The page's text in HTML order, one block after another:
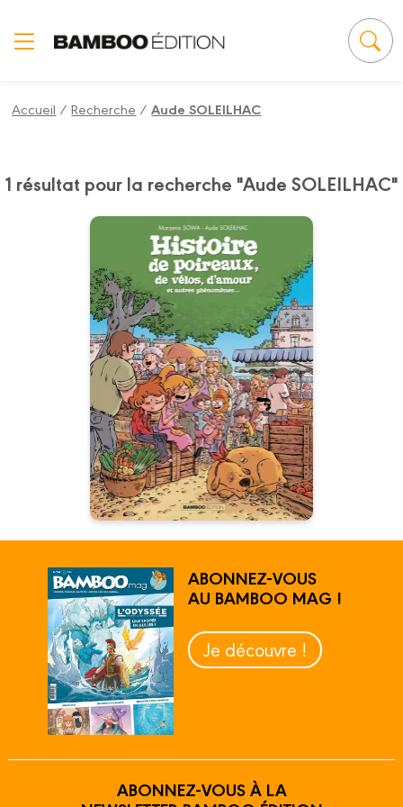
Accueil /Recherche /Aude SOLEILHAC
1 résultat pour la recherche "Aude SOLEILHAC"
Histoire de
poireaux - histoire
complète
Date de parution :
20/05/2015
Une aventure tendre et
nostalgique dans la veine des
films de Jacques Tati.
ABONNEZ-VOUS
AU BAMBOO MAG !
Je découvre !
ABONNEZ-VOUS À LA